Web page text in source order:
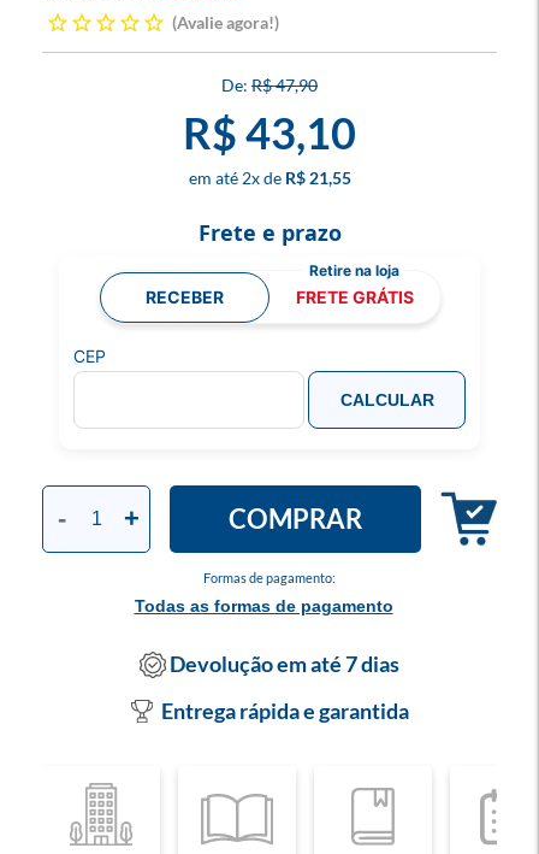
Avalie agora!
R$ 47,90
R$ 43,10
2x R$ 21,55
Formas de pagamento:
Todas as formas de pagamento
- + COMPRAR
Frete e prazo
RECEBER FRETE GRÁTIS
CEP
CALCULAR
Devolução em até 7 dias
Entrega rápida e garantida